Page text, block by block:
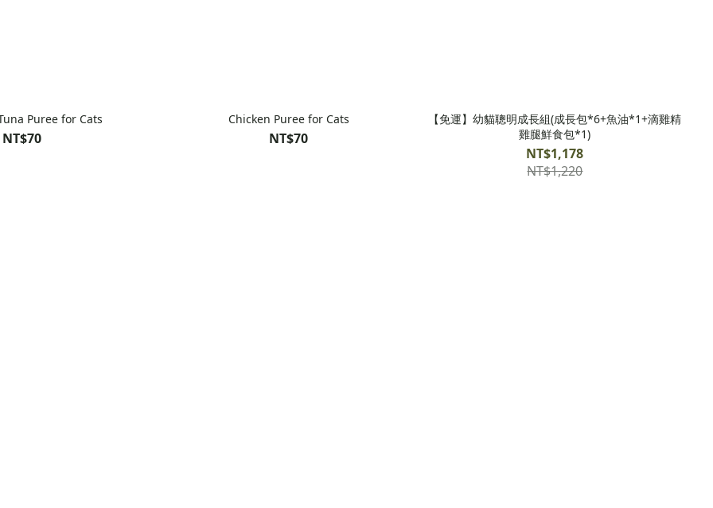
Puree for Cats
NT$70
Chicken Puree for Cats
NT$70
【免運】幼貓聰明成長組(成長包*6+魚油*1+滴雞精
雞腿鮮食包*1)
NT$1,178
NT$1,220